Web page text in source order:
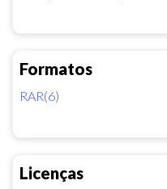
Formatos
RAR(6)
Licenças